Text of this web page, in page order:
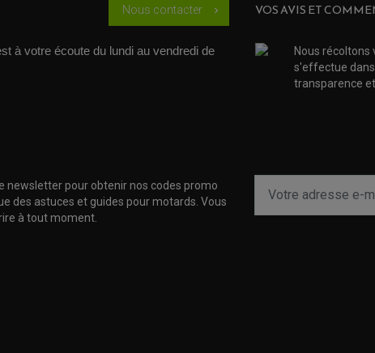
Nous contacter chevron_right
à votre écoute du lundi au vendredi de
VOS AVIS ET
Nous
s'effectue dans
transparence
newsletter pour obtenir nos codes promo
des astuces et guides pour motards. Vous
à tout moment.